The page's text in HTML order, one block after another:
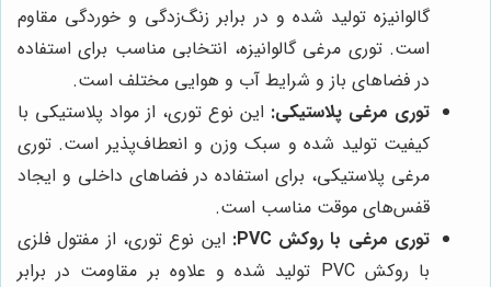
گالوانیزه تولید شده و در برابر زنگ‌زدگی و خوردگی مقاوم
است. توری مرغی گالوانیزه، انتخابی مناسب برای استفاده
در فضاهای باز و شرایط آب و هوایی مختلف است.
توری مرغی پلاستیکی: این نوع توری، از مواد پلاستیکی با
کیفیت تولید شده و سبک وزن و انعطاف‌پذیر است. توری
مرغی پلاستیکی، برای استفاده در فضاهای داخلی و ایجاد
قفس‌های موقت مناسب است.
توری مرغی با روکش PVC:
این نوع توری، از مفتول فلزی
با روکش PVC تولید شده و علاوه بر مقاومت در برابر